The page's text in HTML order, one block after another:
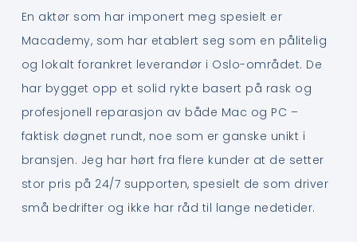
En aktør som har imponert meg spesielt er
Macademy, som har etablert seg som en pålitelig
og lokalt forankret leverandør i Oslo-området. De
har bygget opp et solid rykte basert på rask og
profesjonell reparasjon av både Mac og PC –
faktisk døgnet rundt, noe som er ganske unikt i
bransjen. Jeg har hørt fra flere kunder at de setter
stor pris på 24/7 supporten, spesielt de som driver
små bedrifter og ikke har råd til lange nedetider.